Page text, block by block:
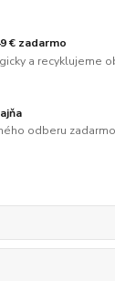
€ zadarmo
a recyklujeme
odberu zadarmo